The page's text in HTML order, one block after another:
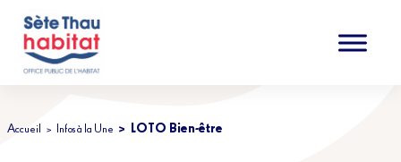
Accueil Infos à la Une LOTO Bien-être